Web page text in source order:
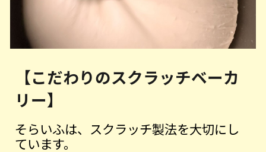
【こだわりのスクラッチベーカ
リー】
そらいふは、スクラッチ製法を大切にし
ています。